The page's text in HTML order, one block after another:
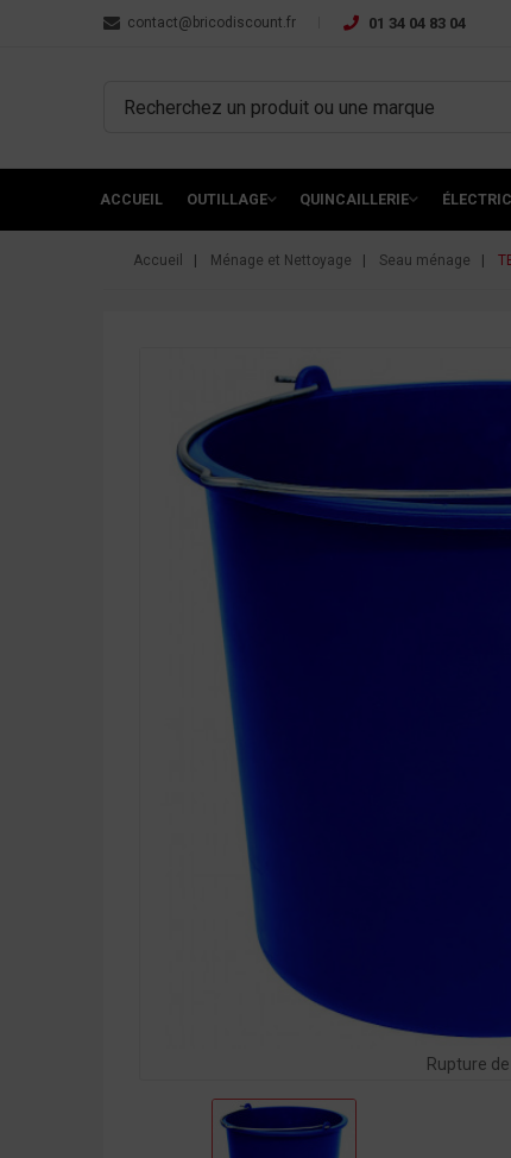
contact@bricodiscount.fr 01 34 04 83 04
ACCUEIL OUTILLAGE QUINCAILLERIE
Accueil Ménage et Nettoyage Seau ménage
Rupture